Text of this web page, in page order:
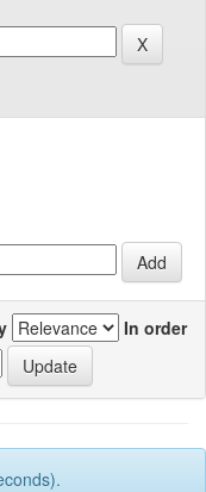
In order